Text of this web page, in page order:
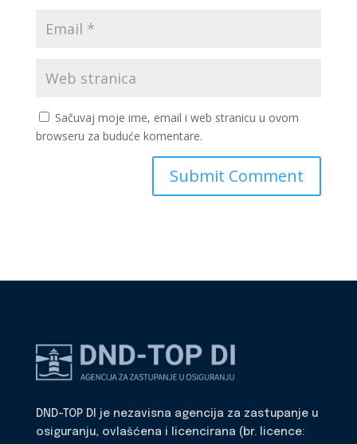
Sačuvaj moje ime, email i web stranicu u ovom
browseru za buduće komentare.
DND-TOP DI je nezavisna agencija za zastupanje u
osiguranju, ovlašćena i licencirana (br. licence: